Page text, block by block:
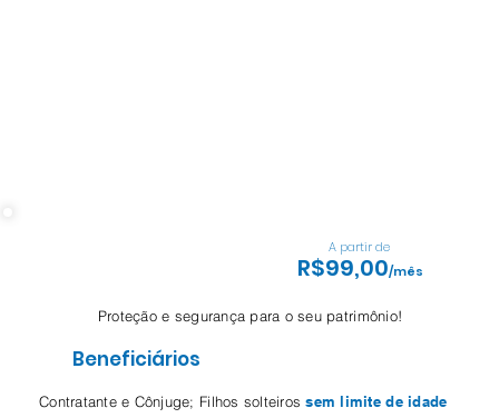
A partir de
R$99,00/mês
Proteção e segurança para o seu patrimônio!
Beneficiários
Contratante e Cônjuge; Filhos solteirossem limite de idade